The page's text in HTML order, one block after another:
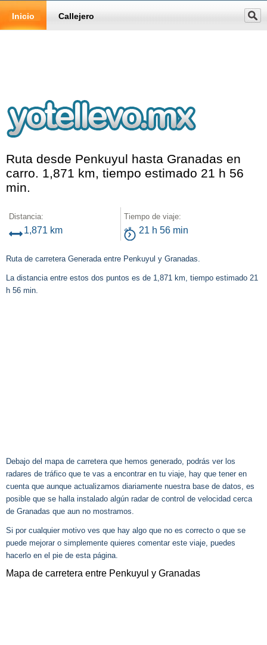
Inicio Callejero
Ruta desde Penkuyul hasta Granadas en
carro. 1,871 km, tiempo estimado 21 h 56
min.
Distancia:
1,871 km
Tiempo de viaje:
21 h 56 min
Ruta de carretera Generada entre Penkuyul y Granadas.
La distancia entre estos dos puntos es de 1,871 km, tiempo estimado 21
h 56 min.
Debajo del mapa de carretera que hemos generado, podrás ver los
radares de tráfico que te vas a encontrar en tu viaje, hay que tener en
cuenta que aunque actualizamos diariamente nuestra base de datos, es
posible que se halla instalado algún radar de control de velocidad cerca
de Granadas que aun no mostramos.
Si por cualquier motivo ves que hay algo que no es correcto o que se
puede mejorar o simplemente quieres comentar este viaje, puedes
hacerlo en el pie de esta página.
Mapa de carretera entre Penkuyul y Granadas